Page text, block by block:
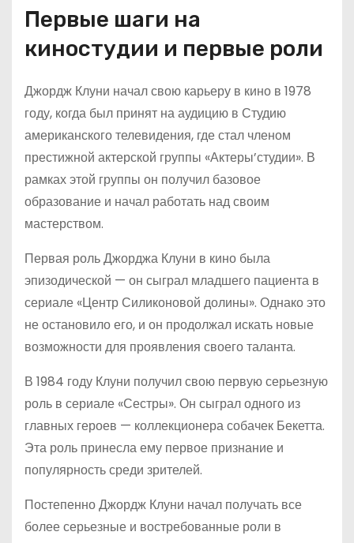
Первые шаги на
киностудии и первые роли
Джордж Клуни начал свою карьеру в кино в 1978
году, когда был принят на аудицию в Студию
американского телевидения, где стал членом
престижной актерской группы «Актеры’студии». В
рамках этой группы он получил базовое
образование и начал работать над своим
мастерством.
Первая роль Джорджа Клуни в кино была
эпизодической — он сыграл младшего пациента в
сериале «Центр Силиконовой долины». Однако это
не остановило его, и он продолжал искать новые
возможности для проявления своего таланта.
В 1984 году Клуни получил свою первую серьезную
роль в сериале «Сестры». Он сыграл одного из
главных героев — коллекционера собачек Бекетта.
Эта роль принесла ему первое признание и
популярность среди зрителей.
Постепенно Джордж Клуни начал получать все
более серьезные и востребованные роли в